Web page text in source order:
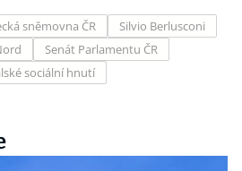
sněmovna ČR
Silvio Berlusconi
Senát Parlamentu ČR
sociální hnutí